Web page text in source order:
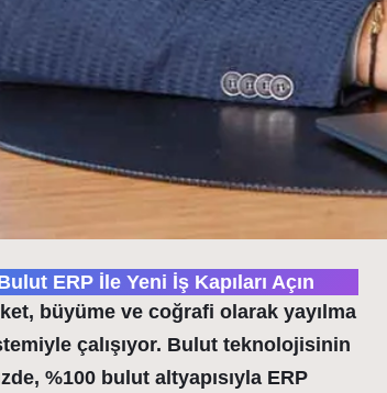
ERP İle Yeni İş Kapıları Açın
büyüme ve coğrafi olarak yayılma
çalışıyor. Bulut teknolojisinin
, %100 bulut altyapısıyla ERP